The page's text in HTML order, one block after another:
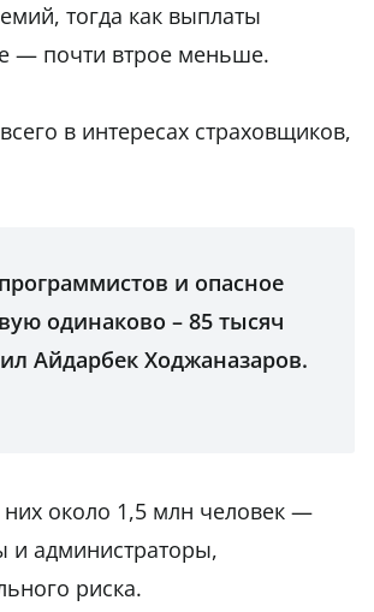
тогда как выплаты
— почти втрое меньше.
в интересах страховщиков,
и опасное
одинаково – 85 тысяч
Айдарбек Ходжаназаров.
около 1,5 млн человек —
и администраторы,
риска.